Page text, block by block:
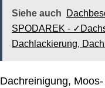
Siehe auch
SPODAREK -
Dachlackierung,
Dachreinigung,